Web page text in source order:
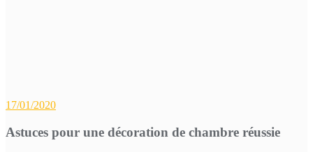
17/01/2020
Astuces pour une décoration de chambre réussie